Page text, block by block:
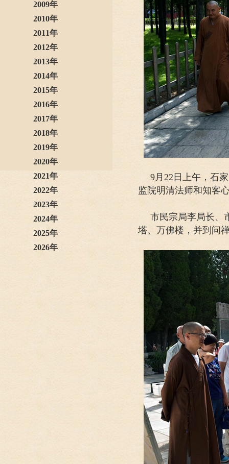
2009年
2010年
2011年
2012年
2013年
2014年
2015年
2016年
2017年
2018年
2019年
2020年
2021年
2022年
2023年
2024年
2025年
2026年
9月22日上午，石
监院明清法师和知客
市民宗局李局长、
塔、万佛楼，并到问